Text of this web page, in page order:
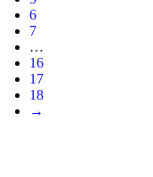
6
7
…
16
17
18
→